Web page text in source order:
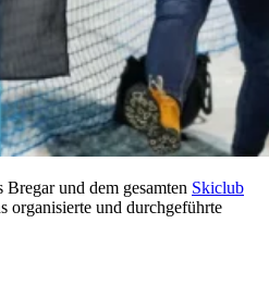
und dem gesamten Skiclub
organisierte und durchgeführte